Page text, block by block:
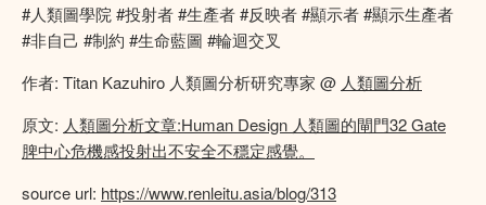
#人類圖學院 #投射者 #生產者 #反映者 #顯示者 #顯示生產者
#非自己 #制約 #生命藍圖 #輪迴交叉
作者: Titan Kazuhiro 人類圖分析研究專家 @ 人類圖分析
原文: 人類圖分析文章:Human Design 人類圖的閘門32 Gate
脾中心危機感投射出不安全不穩定感覺。
source url: https://www.renleitu.asia/blog/313